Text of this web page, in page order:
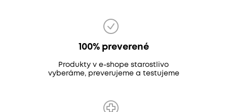
100% preverené
Produkty v e-shope starostlivo
vyberáme, preverujeme a testujeme